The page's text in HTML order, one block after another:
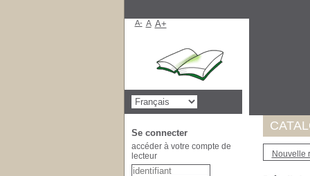
Nouvelle
A- A A+
Se connecter
accéder à votre compte de
lecteur